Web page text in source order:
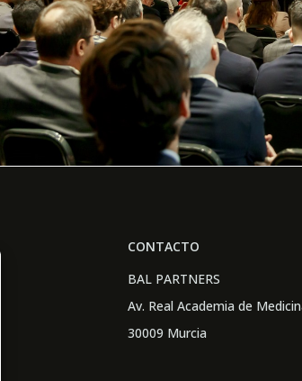
CONTACTO
BAL PARTNERS
Av. Real Academia de
30009 Murcia